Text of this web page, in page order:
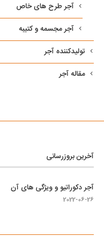
آجر طرح های خاص
آجر مجسمه و کتیبه
تولیدکننده آجر
مقاله آجر
آخرین بروزرسانی
آجر دکوراتیو و ویژگی های آن
2022-06-26